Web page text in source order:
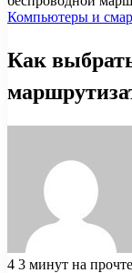
Компьютеры и
Как
4 3 минут на